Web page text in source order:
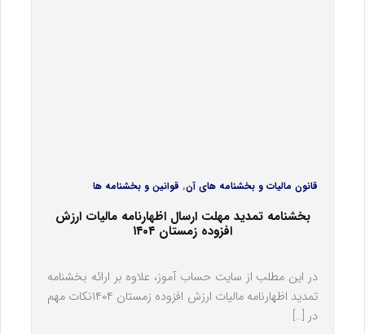
قانون مالیات و بخشنامه های آن, قوانین و بخشنامه ها
بخشنامه تمدید مهلت ارسال اظهارنامه مالیات ارزش
افزوده زمستان ۱۴۰۴
در این مطلب از سایت حساب آموز، علاوه بر ارائه بخشنامه
تمدید اظهارنامه مالیات ارزش افزوده زمستان ۱۴۰۴نکات مهم
در […]